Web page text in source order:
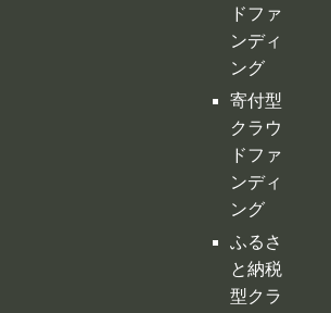
税金
購入型
クラウ
ドファ
ンディ
ング
寄付型
クラウ
ドファ
ンディ
ング